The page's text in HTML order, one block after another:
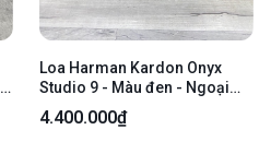
Loa Harman Kardon Onyx
Studio 9 - Màu đen - Ngoại
hình: 97% - Xước sườn -
FullBox
4.400.000₫